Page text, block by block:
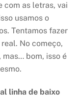
com as letras, vai
usamos o
Tentamos fazer
No começo,
mas… bom, isso é
linha de baixo